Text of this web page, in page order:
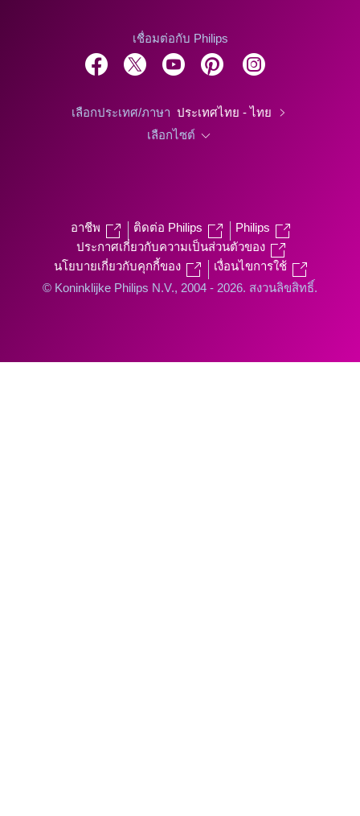
เชื่อมต่อกับ Philips
เลือกประเทศ/ภาษา ประเทศไทย - ไทย
เลือกไซต์
อาชีพ ติดต่อ Philips
Philips
ประกาศเกี่ยวกับความเป็นส่วนตัวของ
นโยบายเกี่ยวกับคุกกี้ของ
เงื่อนไขการใช้
© Koninklijke Philips N.V., 2004 - 2026. สงวนลิขสิทธิ์.